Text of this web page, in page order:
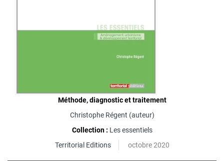
Méthode, diagnostic et traitement
Christophe Régent (auteur)
Collection : Les essentiels
Territorial Editions
octobre 2020